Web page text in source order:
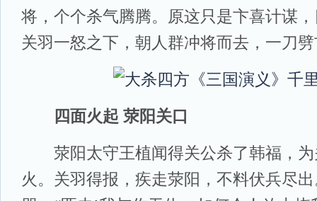
将，个个杀气腾腾。原这只是卞喜计谋
关羽一怒之下，朝人群冲将而去，一刀
四面火起 荥阳关口
荥阳太守王植闻得关公杀了韩福，为
火。关羽得报，疾走荥阳，不料伏兵尽